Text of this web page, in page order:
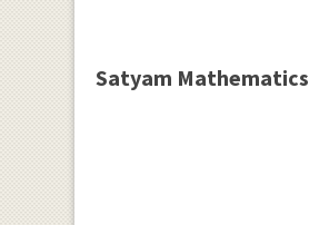
Satyam Mathematics